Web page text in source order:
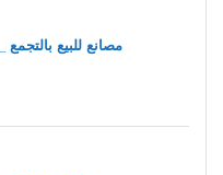
مصانع للبيع بالتجمع _ 66 مصنع للبيع بالتجمع